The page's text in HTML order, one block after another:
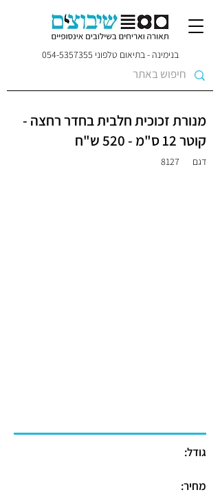
בנימינה - בתיאום טלפוני 054-5357355
מנורת זכוכית חלבית בחדר רחצה -
קוטר 12 ס"מ - 520 ש"ח
דגם 8127
גודל:
מחיר: